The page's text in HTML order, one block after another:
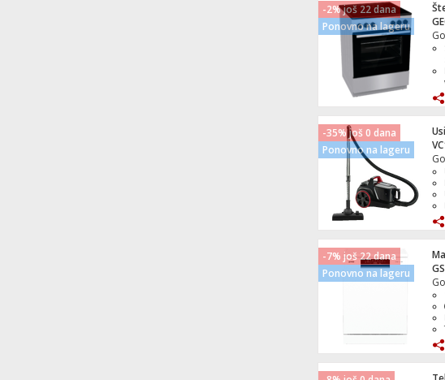
-2% još 22 dana
Ponovno na lageru
-35% još 0 dana
Ponovno na lageru
-7% još 22 dana
Ponovno na lageru